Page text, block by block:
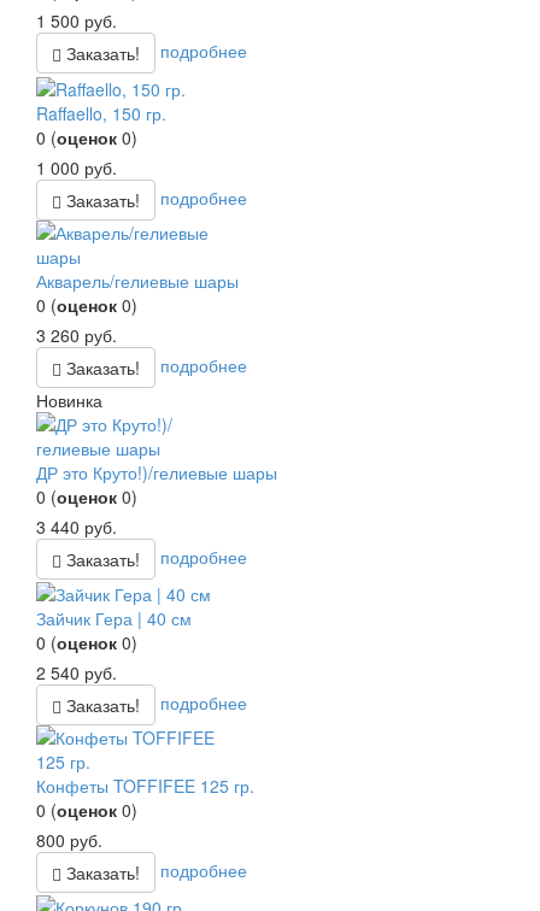
1 500 руб.
Заказать!
подробнее
Raffaello, 150 гр.
0 (оценок 0)
1 000 руб.
Заказать!
подробнее
Акварель/гелиевые шары
0 (оценок 0)
3 260 руб.
Заказать!
подробнее
Новинка
ДР это Круто!)/гелиевые шары
0 (оценок 0)
3 440 руб.
Заказать!
подробнее
Зайчик Гера | 40 см
0 (оценок 0)
2 540 руб.
Заказать!
подробнее
Конфеты TOFFIFEE 125 гр.
0 (оценок 0)
800 руб.
Заказать!
подробнее